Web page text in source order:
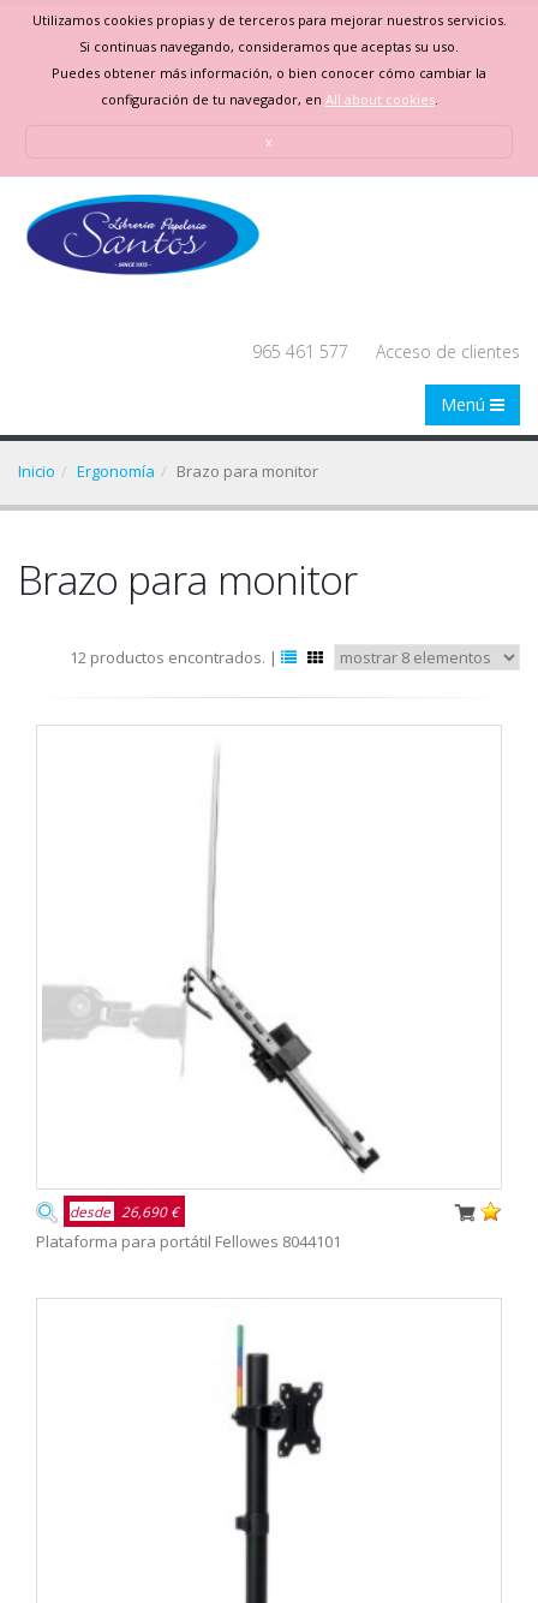
Utilizamos cookies propias y de terceros para mejorar nuestros servicios.
Si continuas navegando, consideramos que aceptas su uso.
Puedes obtener más información, o bien conocer cómo cambiar la
configuración de tu navegador, en All about cookies.
x
965 461 577 Acceso de clientes
Menú
Inicio Ergonomía Brazo para monitor
Brazo para monitor
12 productos encontrados. |
desde 26,690 €
Plataforma para portátil Fellowes 8044101